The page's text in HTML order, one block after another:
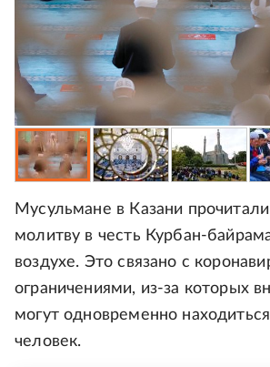
Мусульмане в Казани
молитву в честь Курбан-
воздухе. Это связано с
ограничениями, из-за которых
могут одновременно
человек.